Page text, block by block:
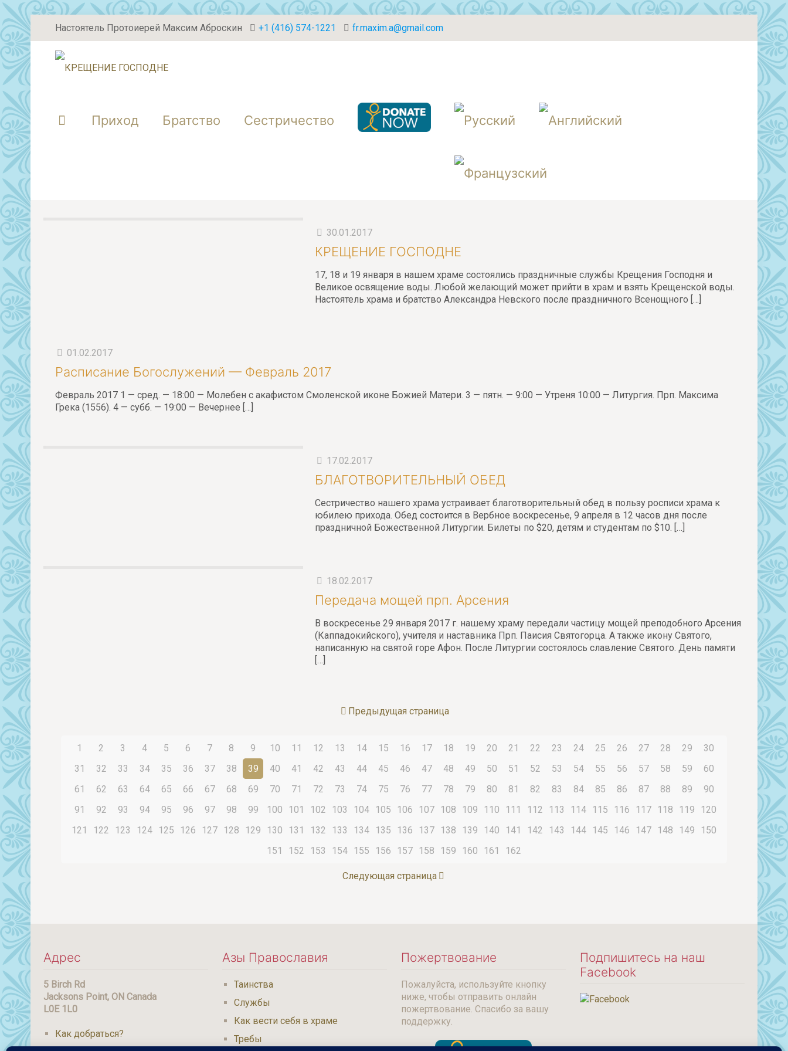
Настоятель Протоиерей Максим Аброскин +1 (416) 574-1221 fr.maxim.a@gmail.com
Приход Братство Сестричество
30.01.2017
КРЕЩЕНИЕ ГОСПОДНЕ
17, 18 и 19 января в нашем храме состоялись праздничные службы Крещения Господня и
Великое освящение воды. Любой желающий может прийти в храм и взять Крещенской воды.
Настоятель храма и братство Александра Невского после праздничного Всенощного […]
01.02.2017
Расписание Богослужений — Февраль 2017
Февраль 2017 1 — сред. — 18:00 — Молебен с акафистом Смоленской иконе Божией Матери. 3 — пятн. — 9:00 — Утреня 10:00 — Литургия. Прп. Максима
Грека (1556). 4 — субб. — 19:00 — Вечернее […]
17.02.2017
БЛАГОТВОРИТЕЛЬНЫЙ ОБЕД
Сестричество нашего храма устраивает благотворительный обед в пользу росписи храма к
юбилею прихода. Обед состоится в Вербное воскресенье, 9 апреля в 12 часов дня после
праздничной Божественной Литургии. Билеты по $20, детям и студентам по $10. […]
18.02.2017
Передача мощей прп. Арсения
В воскресенье 29 января 2017 г. нашему храму передали частицу мощей преподобного Арсения
(Каппадокийского), учителя и наставника Прп. Паисия Святогорца. А также икону Святого,
написанную на святой горе Афон. После Литургии состоялось славление Святого. День памяти
[…]
Предыдущая страница
1 2 3 4 5 6 7 8 9 10 11 12 13 14 15 16 17 18 19 20 21 22 23 24 25 26 27 28 29
30
31
32 33 34 35 36 37 38 39 40 41 42 43 44 45 46 47 48 49 50 51 52 53 54 55 56 57 58 59
60
61
62 63 64 65 66 67 68 69 70 71 72 73 74 75 76 77 78 79 80 81 82 83 84 85 86 87 88 89
90
91
92 93 94 95 96 97 98 99 100 101 102 103 104 105 106 107 108 109 110 111 112 113 114 115 116 117 118 119
120
121
122 123 124 125 126 127 128 129 130 131 132 133 134 135 136 137 138 139 140 141 142 143 144 145 146 147 148 149
150
151
152 153 154 155 156 157 158 159 160 161 162
Следующая страница
Адрес
5 Birch Rd
Jacksons Point, ON Canada
L0E 1L0
Как добраться?
Азы Православия
Таинства
Службы
Как вести себя в храме
Требы
Пожертвование
Пожалуйста, используйте кнопку
ниже, чтобы отправить онлайн
пожертвование. Спасибо за вашу
поддержку.
Подпишитесь на наш
Facebook